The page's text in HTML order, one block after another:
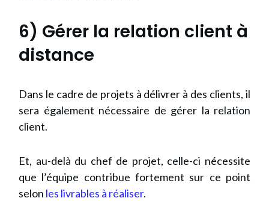
6) Gérer la relation client à
distance
Dans le cadre de projets à délivrer à des clients, il
sera également nécessaire de gérer la relation
client.
Et, au-delà du chef de projet, celle-ci nécessite
que l’équipe contribue fortement sur ce point
selon les livrables à réaliser.